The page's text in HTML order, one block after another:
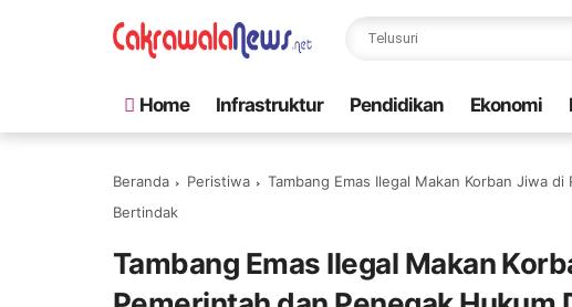
Home Infrastruktur Pendidikan Ekonomi
Beranda Peristiwa
Tambang Emas Ilegal Makan Korban Jiwa
Bertindak
Tambang Emas Ilegal Makan